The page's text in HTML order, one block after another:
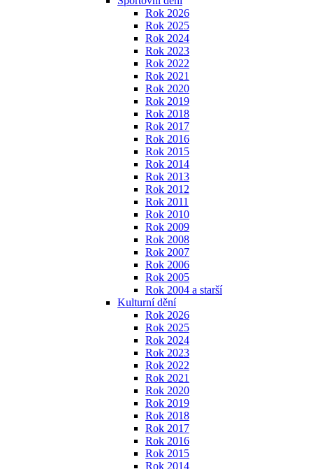
Rok 2026
Rok 2025
Rok 2024
Rok 2023
Rok 2022
Rok 2021
Rok 2020
Rok 2019
Rok 2018
Rok 2017
Rok 2016
Rok 2015
Rok 2014
Rok 2013
Rok 2012
Rok 2011
Rok 2010
Rok 2009
Rok 2008
Rok 2007
Rok 2006
Rok 2005
Rok 2004 a starší
Kulturní dění
Rok 2026
Rok 2025
Rok 2024
Rok 2023
Rok 2022
Rok 2021
Rok 2020
Rok 2019
Rok 2018
Rok 2017
Rok 2016
Rok 2015
Rok 2014